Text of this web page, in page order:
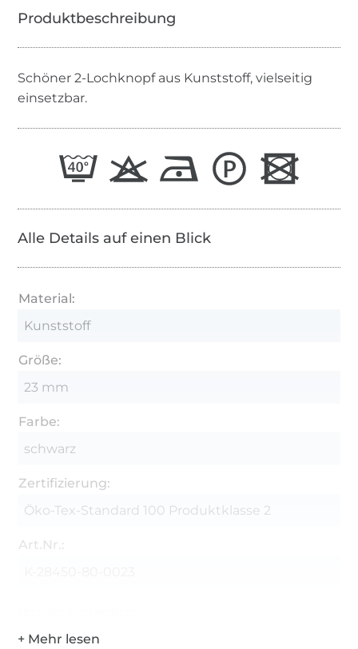
Schöner 2-Lochknopf aus Kunststoff, vielseitig
einsetzbar.
Alle Details auf einen Blick
Material:
Kunststoff
Größe:
23 mm
Farbe:
schwarz
Zertifizierung:
Öko-Tex-Standard 100 Produktklasse 2
Art.Nr.: